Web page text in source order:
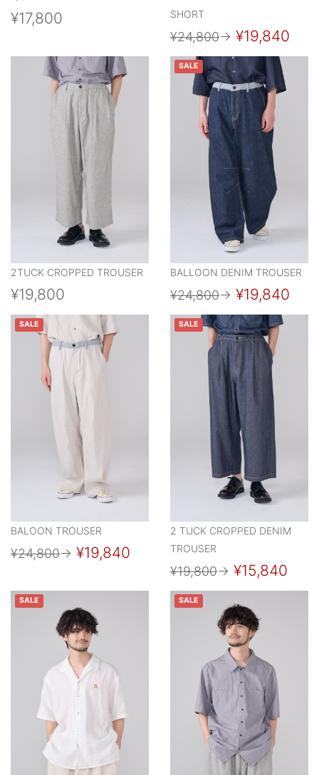
¥17,800
SHORT
¥24,800→ ¥19,840
2TUCK CROPPED TROUSER
¥19,800
SALE
BALLOON DENIM TROUSER
¥24,800→ ¥19,840
SALE
BALOON TROUSER
¥24,800→ ¥19,840
SALE
2 TUCK CROPPED DENIM
TROUSER
¥19,800→ ¥15,840
SALE SALE